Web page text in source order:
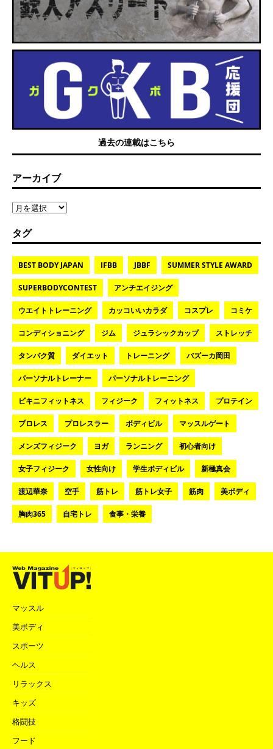
過去の連載はこちら
アーカイブ
タグ
BEST BODY JAPAN IFBB JBBF SUMMER STYLE AWARD
SUPERBODYCONTEST アンチエイジング
ウエイトトレーニング カッコいいカラダ コスプレ コミケ
コンディショニング ジム ジュラシックカップ ストレッチ
タンパク質 ダイエット トレーニング バズーカ岡田
パーソナルトレーナー パーソナルトレーニング
ビキニフィットネス フィジーク フィットネス プロテイン
プロレス プロレスラー ボディビル マッスルゲート
メンズフィジーク ヨガ ランニング 初心者向け
女子フィジーク 女性向け 学生ボディビル 新極真会
渡辺華奈 空手 筋トレ 筋トレ女子 筋肉 美ボディ
胸肉365 自宅トレ 食事・栄養
マッスル
美ボディ
スポーツ
ヘルス
リラックス
キッズ
格闘技
フード